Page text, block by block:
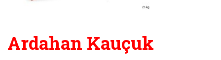
Ardahan Kauçuk